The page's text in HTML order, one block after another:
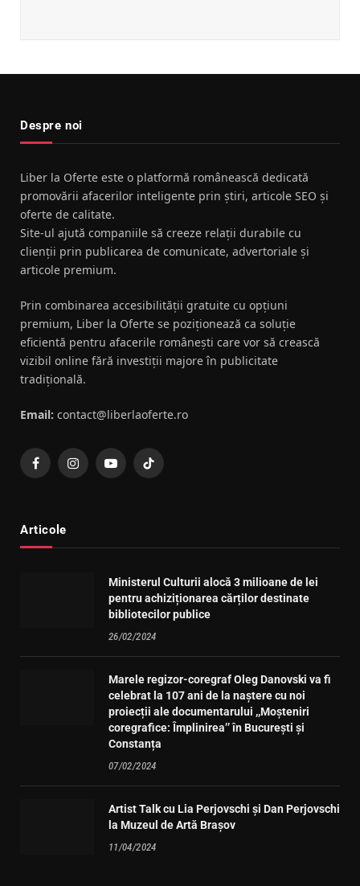
Despre noi
Liber la Oferte este o platformă românească dedicată
promovării afacerilor inteligente prin știri, articole SEO și
oferte de calitate.
Site-ul ajută companiile să creeze relații durabile cu
clienții prin publicarea de comunicate, advertoriale și
articole premium.
Prin combinarea accesibilității gratuite cu opțiuni
premium, Liber la Oferte se poziționează ca soluție
eficientă pentru afacerile românești care vor să crească
vizibil online fără investiții majore în publicitate
tradițională.
Email: contact@liberlaoferte.ro
FacebookInstagramYouTubeTikTok
Articole
Ministerul Culturii alocă 3 milioane de lei
pentru achiziționarea cărților destinate
bibliotecilor publice
26/02/2024
Marele regizor-coregraf Oleg Danovski va fi
celebrat la 107 ani de la naștere cu noi
proiecții ale documentarului ,,Moșteniri
coregrafice: Împlinirea’’ în București și
Constanța
07/02/2024
Artist Talk cu Lia Perjovschi și Dan Perjovschi
la Muzeul de Artă Brașov
11/04/2024